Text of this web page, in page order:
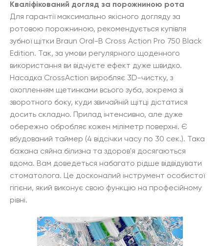
Кваліфікований догляд за порожниною рота
Для гарантії максимально якісного догляду за
ротовою порожниною, рекомендується купівля
зубної щітки Braun Oral-B Cross Action Pro 750 Black
Edition. Так, за умови регулярного щоденного
використання ви відчуєте ефект дуже швидко.
Насадка CrossAction виробляє 3D-чистку, з
охопленням щетинками всього зуба, зокрема зі
зворотного боку, куди звичайній щітці дістатися
досить складно. Прилад інтенсивно, але дуже
обережно обробляє кожен міліметр поверхні. Є
вбудований таймер (4 відсічки часу по 30 сек.). Така
бажана сяйна білизна та здоров'я досягаються
вдома. Вам доведеться набагато рідше відвідувати
стоматолога. Це досконалий інструмент особистої
гігієни, який виконує свою функцію на професійному
рівні.